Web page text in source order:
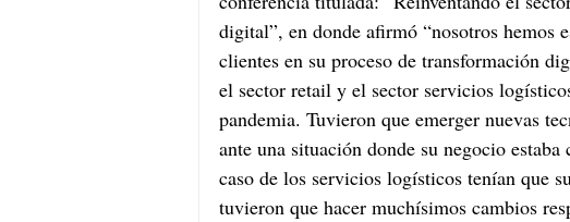
digital”, en donde afirmó “nosotros hemos
clientes en su proceso de transformación
el sector retail y el sector servicios
pandemia. Tuvieron que emerger nuevas
ante una situación donde su negocio
caso de los servicios logísticos tenían que
tuvieron que hacer muchísimos cambios